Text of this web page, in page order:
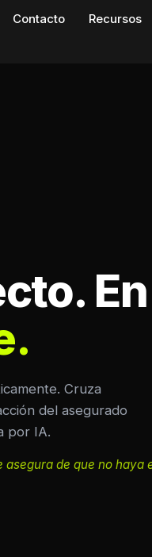
Contacto Recursos
Cruza
del asegurado
por IA.
de que no haya